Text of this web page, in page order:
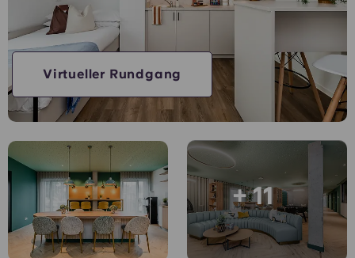
English (GB)
Chinese
Español
Català
Deutsch
Wähle ein Land aus
Wähle eine Stadt aus
+ 11
Virtueller Rundgang